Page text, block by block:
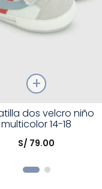
opción
dos velcro niño
multicolor 14-18
S/ 79.00